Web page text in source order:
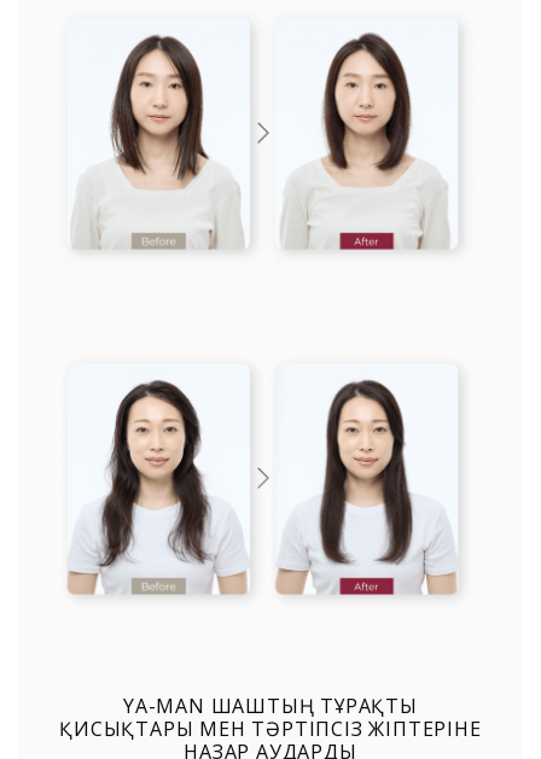
YA-MAN ШАШТЫҢ ТҰРАҚТЫ
ҚИСЫҚТАРЫ МЕН ТӘРТІПСІЗ ЖІПТЕРІНЕ
НАЗАР АУДАРДЫ